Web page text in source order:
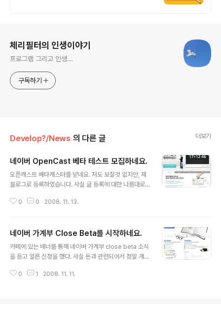
체리필터의 인생이야기
프로그램 그리고 인생...
구독하기
Develop?/News 의 다른 글 더보기
네이버 OpenCast 베타 테스트 모집하네요.
오픈캐스트 베타캐스터를 받네요. 저도 보잘것 없지만, 제
블로그로 등록하였습니다. 사실 글 등록에 대한 나름대로
렇게라도 한번 등록하고 써볼려고 합니다. ^^ 이 기회를 삼
beta 에서 신청하시면 됩니다.
0 0 2008. 11. 13.
네이버 가계부 Close Beta를 시작하네요.
카페에 있는 배너를 통해 네이버 가계부 close beta 소식
을 듣고 얼른 신청을 했다. 사실 돈과 관련되어서 정말 개념
도 안하고 사는 사람인데... 그래서 그런가 더더욱 돈을 꼼
0 1 2008. 11. 11.